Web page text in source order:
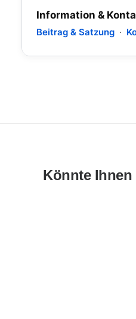
Information &
Beitrag & Satzung ·
Könnte